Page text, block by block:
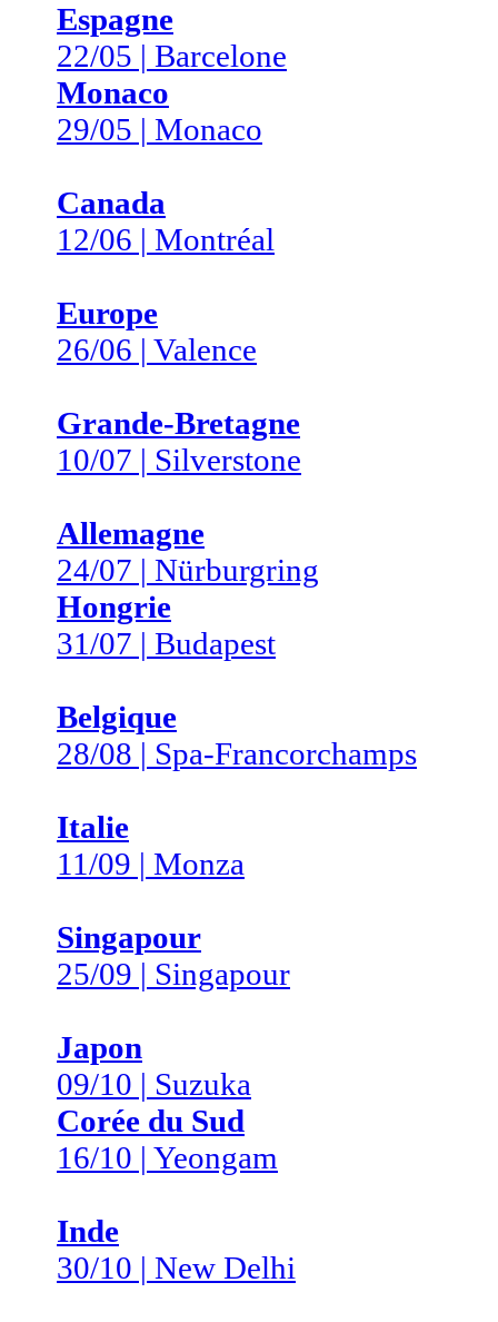
Espagne
22/05 | Barcelone
Monaco
29/05 | Monaco
Canada
12/06 | Montréal
Europe
26/06 | Valence
Grande-Bretagne
10/07 | Silverstone
Allemagne
24/07 | Nürburgring
Hongrie
31/07 | Budapest
Belgique
28/08 | Spa-Francorchamps
Italie
11/09 | Monza
Singapour
25/09 | Singapour
Japon
09/10 | Suzuka
Corée du Sud
16/10 | Yeongam
Inde
30/10 | New Delhi